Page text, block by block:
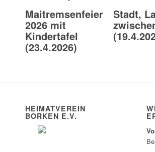
Maitremsenfeier
2026 mit
Kindertafel
(23.4.2026)
Stadt,
HEIMATVEREIN
BORKEN E.V.